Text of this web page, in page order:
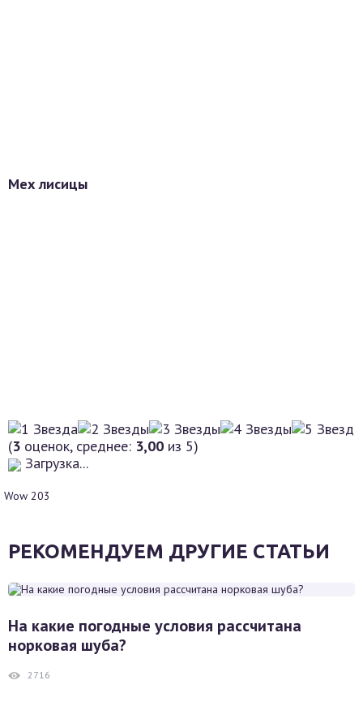
Мех лисицы
(3 оценок, среднее: 3,00 из 5)
Загрузка...
Wow 203
РЕКОМЕНДУЕМ ДРУГИЕ СТАТЬИ
На какие погодные условия рассчитана
норковая шуба?
2716